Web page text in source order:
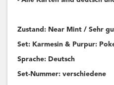
Zustand: Near Mint / Sehr
Set: Karmesin & Purpur:
Sprache: Deutsch
Set-Nummer: verschiedene